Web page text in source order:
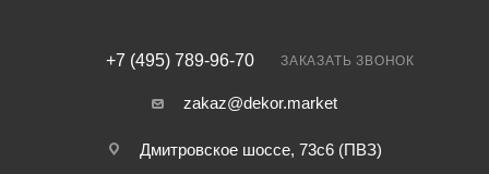
+7 (495) 789-96-70 ЗАКАЗАТЬ ЗВОНОК
zakaz@dekor.market
Дмитровское шоссе, 73с6 (ПВЗ)